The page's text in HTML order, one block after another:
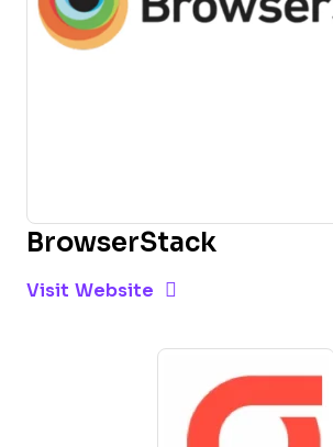
BrowserStack
Visit Website Opens New Window